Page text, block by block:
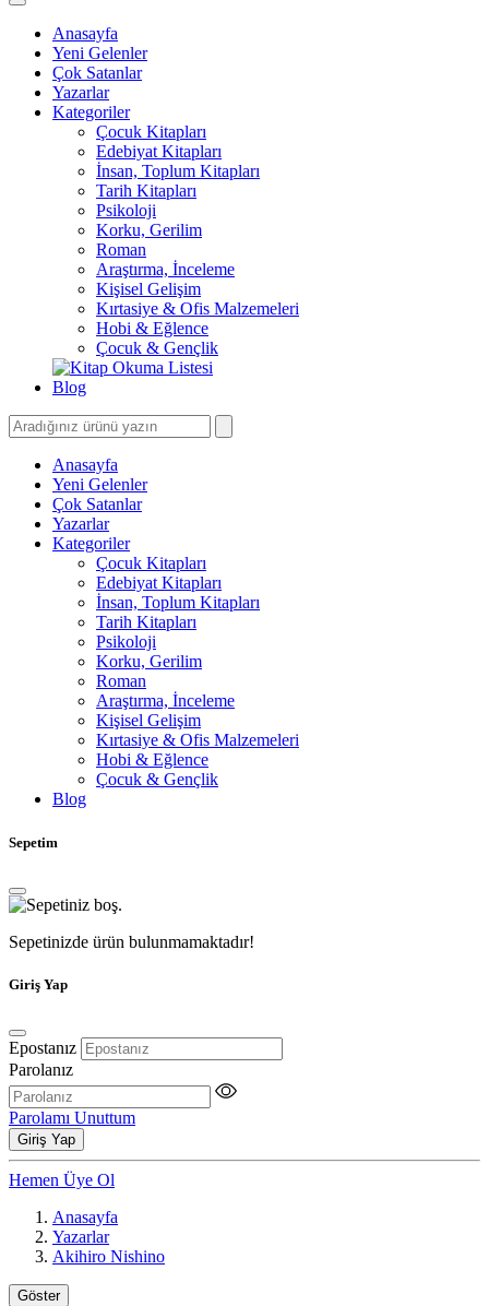
Anasayfa
Yeni Gelenler
Çok Satanlar
Yazarlar
Kategoriler
Çocuk Kitapları
Edebiyat Kitapları
İnsan, Toplum Kitapları
Tarih Kitapları
Psikoloji
Korku, Gerilim
Roman
Araştırma, İnceleme
Kişisel Gelişim
Kırtasiye & Ofis Malzemeleri
Hobi & Eğlence
Çocuk & Gençlik
Blog
Anasayfa
Yeni Gelenler
Çok Satanlar
Yazarlar
Kategoriler
Çocuk Kitapları
Edebiyat Kitapları
İnsan, Toplum Kitapları
Tarih Kitapları
Psikoloji
Korku, Gerilim
Roman
Araştırma, İnceleme
Kişisel Gelişim
Kırtasiye & Ofis Malzemeleri
Hobi & Eğlence
Çocuk & Gençlik
Blog
Sepetim
Sepetinizde ürün bulunmamaktadır!
Giriş Yap
Epostanız
Parolanız
Parolamı Unuttum
Giriş Yap
Hemen Üye Ol
Anasayfa
Yazarlar
Akihiro Nishino
Göster